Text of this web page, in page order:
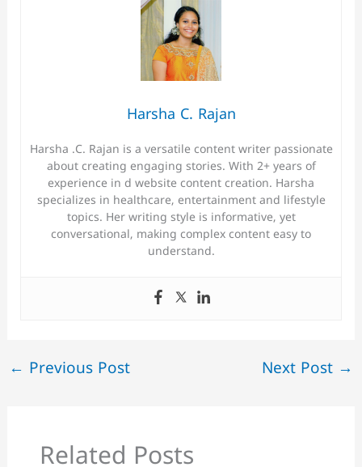
Harsha C. Rajan
Harsha .C. Rajan is a versatile content writer passionate
about creating engaging stories. With 2+ years of
experience in d website content creation. Harsha
specializes in healthcare, entertainment and lifestyle
topics. Her writing style is informative, yet
conversational, making complex content easy to
understand.
← Previous Post Next Post →
Related Posts